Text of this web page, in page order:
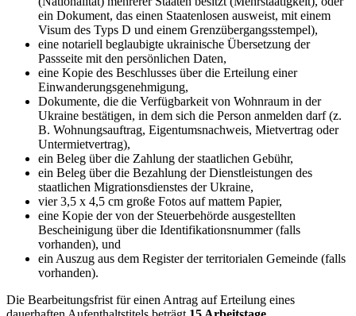
ein Dokument, das einen Staatenlosen ausweist, mit einem
Visum des Typs D und einem Grenzübergangsstempel),
eine notariell beglaubigte ukrainische Übersetzung der
Passseite mit den persönlichen Daten,
eine Kopie des Beschlusses über die Erteilung einer
Einwanderungsgenehmigung,
Dokumente, die die Verfügbarkeit von Wohnraum in der
Ukraine bestätigen, in dem sich die Person anmelden darf (z.
B. Wohnungsauftrag, Eigentumsnachweis, Mietvertrag oder
Untermietvertrag),
ein Beleg über die Zahlung der staatlichen Gebühr,
ein Beleg über die Bezahlung der Dienstleistungen des
staatlichen Migrationsdienstes der Ukraine,
vier 3,5 x 4,5 cm große Fotos auf mattem Papier,
eine Kopie der von der Steuerbehörde ausgestellten
Bescheinigung über die Identifikationsnummer (falls
vorhanden), und
ein Auszug aus dem Register der territorialen Gemeinde (falls
vorhanden).
Die Bearbeitungsfrist für einen Antrag auf Erteilung eines